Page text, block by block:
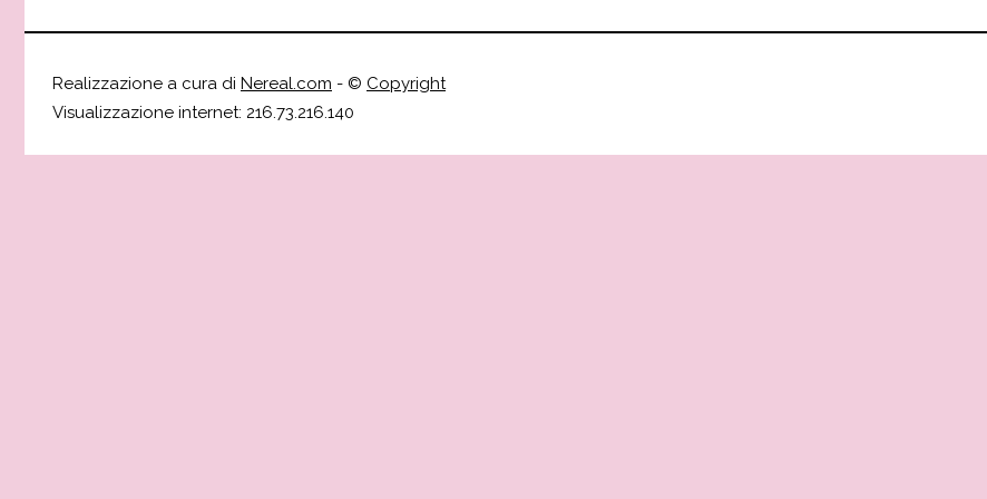
Realizzazione a cura di Nereal.com - © Copyright
Visualizzazione internet: 216.73.216.140